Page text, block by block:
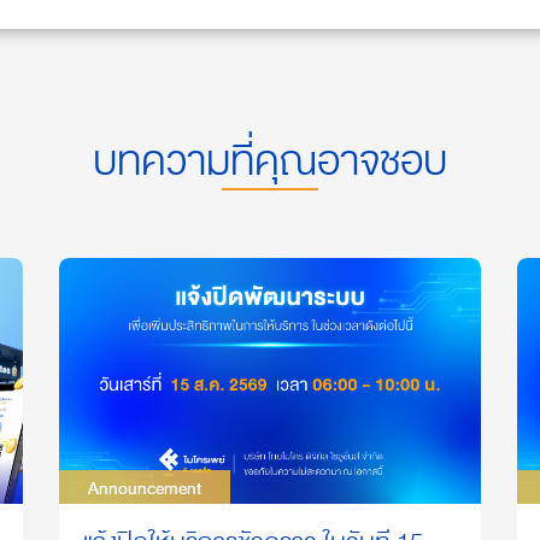
บทความที่คุณอาจชอบ
Announcement
Announcement